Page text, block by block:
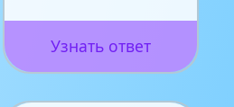
Узнать ответ